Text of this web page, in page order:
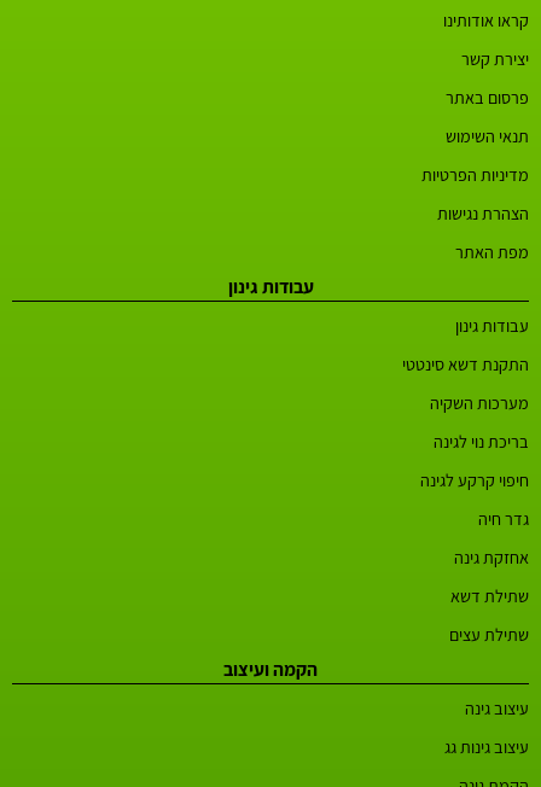
קראו אודותינו
יצירת קשר
פרסום באתר
תנאי השימוש
מדיניות הפרטיות
הצהרת נגישות
מפת האתר
עבודות גינון
עבודות גינון
התקנת דשא סינטטי
מערכות השקיה
בריכת נוי לגינה
חיפוי קרקע לגינה
גדר חיה
אחזקת גינה
שתילת דשא
שתילת עצים
הקמה ועיצוב
עיצוב גינה
עיצוב גינות גג